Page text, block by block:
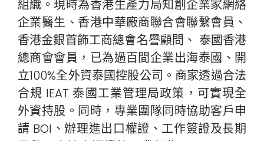
組織。現時為香港生產力局知創企業家網絡
企業醫生、香港中華廠商聯合會聯繫會員、
香港金銀首飾工商總會名譽顧問、 泰國香港
總商會會員，已為過百間企業出海泰國、開
立100%全外資泰國控股公司。商家透過合法
合規 IEAT 泰國工業管理局政策，可實現全
外資持股。同時，專業團隊同時協助客戶申
請 BOI、辦理進出口權證、工作簽證及長期